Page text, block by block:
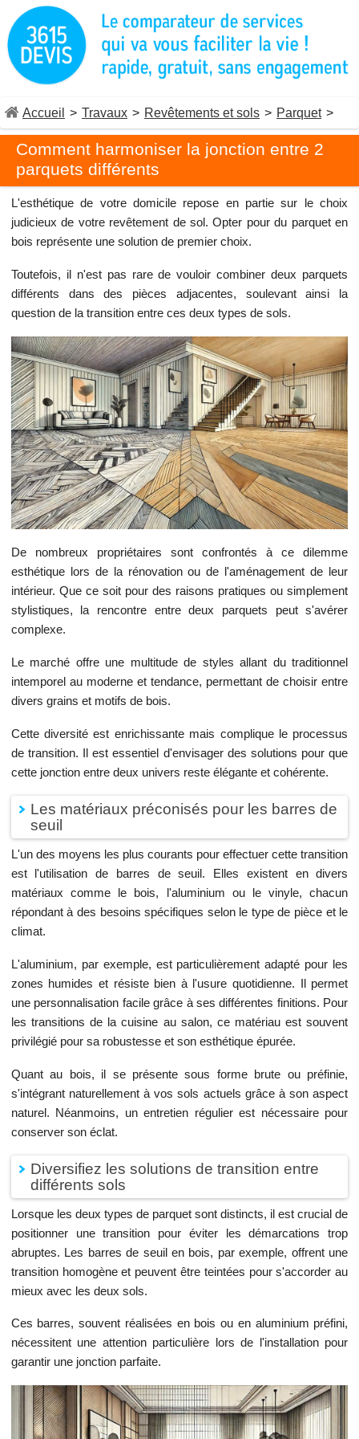
Accueil > Travaux > Revêtements et sols > Parquet >
Comment harmoniser la jonction entre 2
parquets différents
L'esthétique de votre domicile repose en partie sur le choix
judicieux de votre revêtement de sol. Opter pour du parquet en
bois représente une solution de premier choix.
Toutefois, il n'est pas rare de vouloir combiner deux parquets
différents dans des pièces adjacentes, soulevant ainsi la
question de la transition entre ces deux types de sols.
De nombreux propriétaires sont confrontés à ce dilemme
esthétique lors de la rénovation ou de l'aménagement de leur
intérieur. Que ce soit pour des raisons pratiques ou simplement
stylistiques, la rencontre entre deux parquets peut s'avérer
complexe.
Le marché offre une multitude de styles allant du traditionnel
intemporel au moderne et tendance, permettant de choisir entre
divers grains et motifs de bois.
Cette diversité est enrichissante mais complique le processus
de transition. Il est essentiel d'envisager des solutions pour que
cette jonction entre deux univers reste élégante et cohérente.
Les matériaux préconisés pour les barres de
seuil
L'un des moyens les plus courants pour effectuer cette transition
est l'utilisation de barres de seuil. Elles existent en divers
matériaux comme le bois, l'aluminium ou le vinyle, chacun
répondant à des besoins spécifiques selon le type de pièce et le
climat.
L'aluminium, par exemple, est particulièrement adapté pour les
zones humides et résiste bien à l'usure quotidienne. Il permet
une personnalisation facile grâce à ses différentes finitions. Pour
les transitions de la cuisine au salon, ce matériau est souvent
privilégié pour sa robustesse et son esthétique épurée.
Quant au bois, il se présente sous forme brute ou préfinie,
s'intégrant naturellement à vos sols actuels grâce à son aspect
naturel. Néanmoins, un entretien régulier est nécessaire pour
conserver son éclat.
Diversifiez les solutions de transition entre
différents sols
Lorsque les deux types de parquet sont distincts, il est crucial de
positionner une transition pour éviter les démarcations trop
abruptes. Les barres de seuil en bois, par exemple, offrent une
transition homogène et peuvent être teintées pour s'accorder au
mieux avec les deux sols.
Ces barres, souvent réalisées en bois ou en aluminium préfini,
nécessitent une attention particulière lors de l'installation pour
garantir une jonction parfaite.